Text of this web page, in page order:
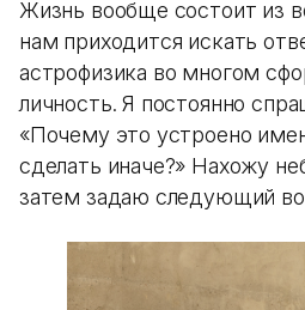
Жизнь вообще состоит из
нам приходится искать
астрофизика во многом
личность. Я постоянно
«Почему это устроено
сделать иначе?» Нахожу
затем задаю следующий